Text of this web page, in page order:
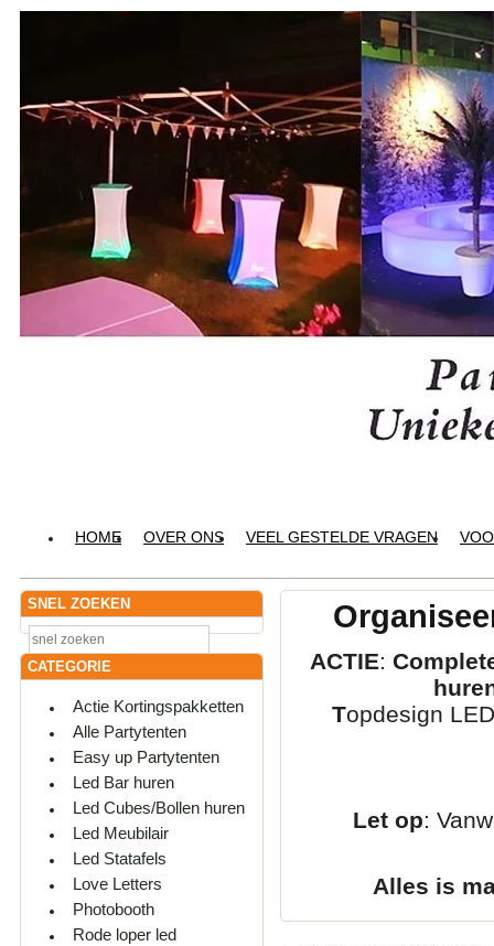
HOME OVER ONS VEEL GESTELDE VRAGEN
SNEL ZOEKEN
CATEGORIE
Actie Kortingspakketten
Alle Partytenten
Easy up Partytenten
Led Bar huren
Led Cubes/Bollen huren
Led Meubilair
Led Statafels
Love Letters
Photobooth
Rode loper led
ACTIE:
Topdesign
Let op:
Alles is